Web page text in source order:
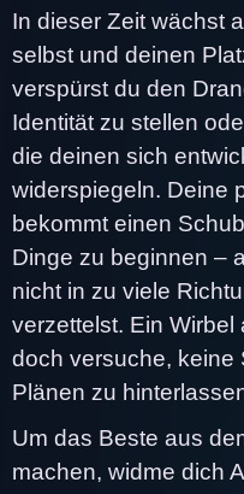
In dieser Zeit wächst
selbst und deinen
verspürst du den
Identität zu stellen
die deinen sich
widerspiegeln. Deine
bekommt einen
Dinge zu beginnen –
nicht in zu viele
verzettelst. Ein
doch versuche, keine
Plänen zu
Um das Beste aus
machen, widme dich